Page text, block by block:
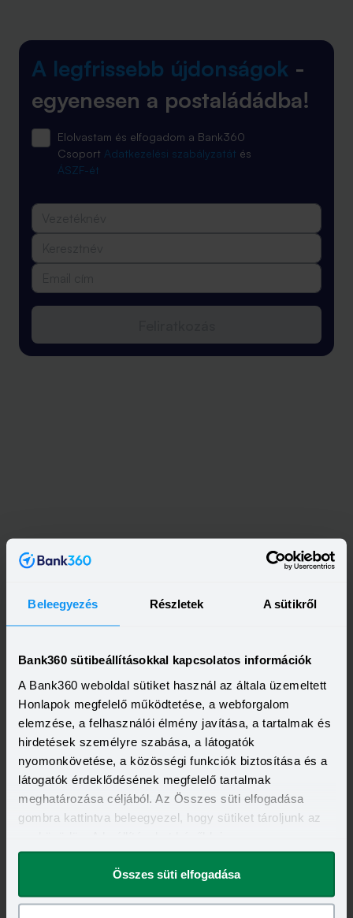
Beleegyezés Részletek A sütikről
Bank360 sütibeállításokkal kapcsolatos információk
A Bank360 weboldal sütiket használ az általa üzemeltett
Honlapok megfelelő működtetése, a webforgalom
elemzése, a felhasználói élmény javítása, a tartalmak és
hirdetések személyre szabása, a látogatók
nyomonkövetése, a közösségi funkciók biztosítása és a
látogatók érdeklődésének megfelelő tartalmak
meghatározása céljából. Az Összes süti elfogadása
gombra kattintva beleegyezel, hogy sütiket tároljunk az
megváltoztathatod.
Összes süti elfogadása
A legfrissebb újdonságok -
egyenesen a postaládádba!
Elolvastam és elfogadom a Bank360
Csoport Adatkezelési szabályzatát és
ÁSZF-ét
Kapcsolódó címkék
SZÉCHENYI HITEL LÍZING EUROLEASING